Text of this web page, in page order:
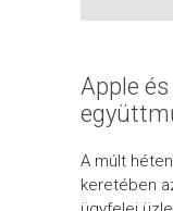
Apple
A múlt
keretében